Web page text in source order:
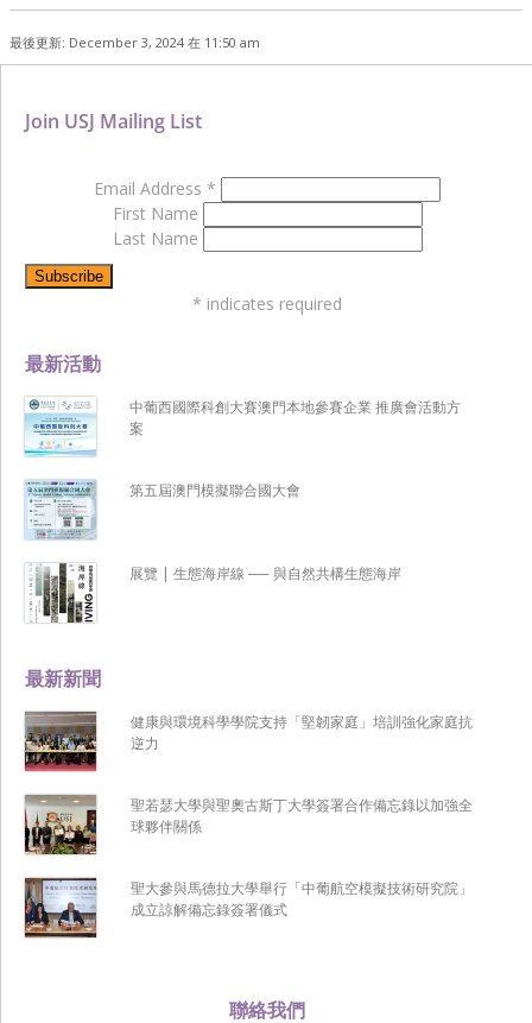
最後更新: December 3, 2024 在 11:50 am
聯絡我們
最新新聞
健康與環境科學學院支持「堅韌家庭」培訓強化家庭抗
逆力
聖若瑟大學與聖奧古斯丁大學簽署合作備忘錄以加強全
球夥伴關係
聖大參與馬德拉大學舉行「中葡航空模擬技術研究院」
成立諒解備忘錄簽署儀式
最新活動
中葡西國際科創大賽澳門本地參賽企業 推廣會活動方
案
第五屆澳門模擬聯合國大會
展覽 | 生態海岸線 ── 與自然共構生態海岸
Join USJ Mailing List
Email Address *
First Name
Last Name
* indicates required